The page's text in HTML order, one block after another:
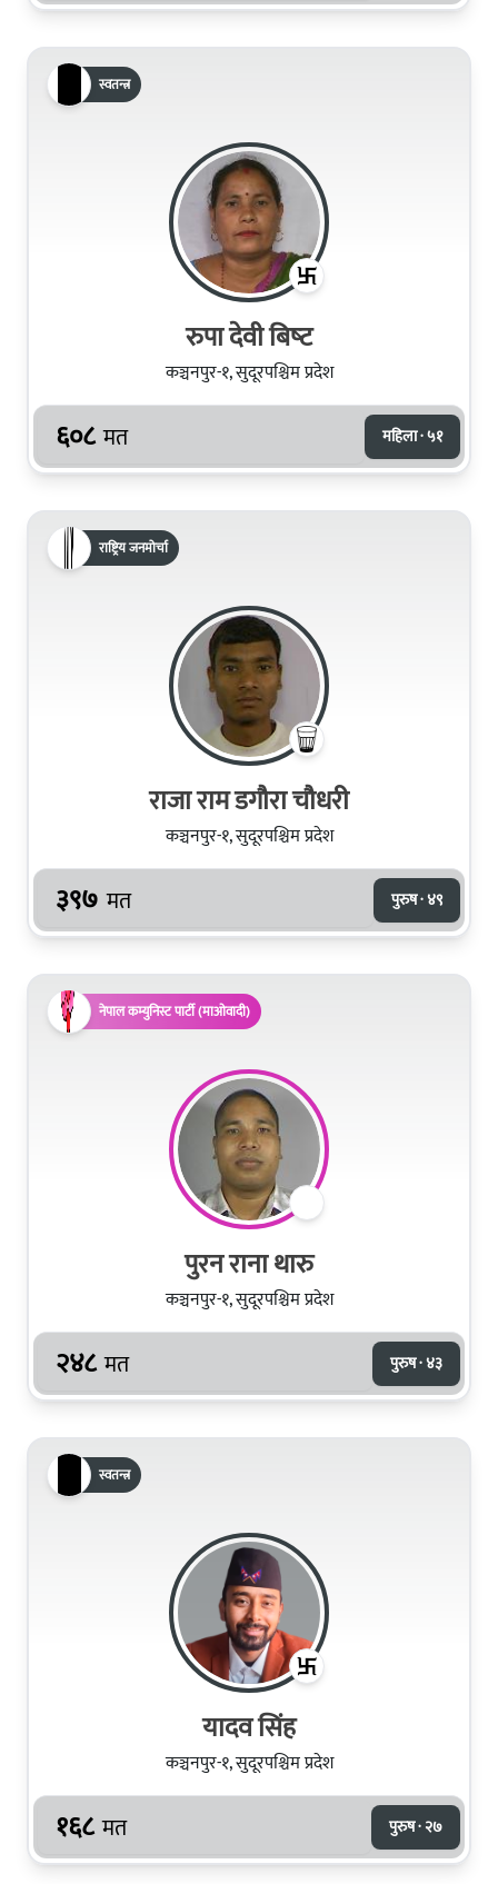
स्वतन्त्र
रुपा देवी बिष्‍ट
कञ्चनपुर-१, सुदूरपश्चिम प्रदेश
६०८ मत महिला · ५१
राष्ट्रिय जनमोर्चा
राजा राम डगौरा चौधरी
कञ्चनपुर-१, सुदूरपश्चिम प्रदेश
३९७ मत पुरुष · ४९
नेपाल कम्युनिस्ट पार्टी (माओवादी)
पुरन राना थारु
कञ्चनपुर-१, सुदूरपश्चिम प्रदेश
२४८ मत पुरुष · ४३
स्वतन्त्र
यादव सिंह
कञ्चनपुर-१, सुदूरपश्चिम प्रदेश
१६८ मत पुरुष · २७